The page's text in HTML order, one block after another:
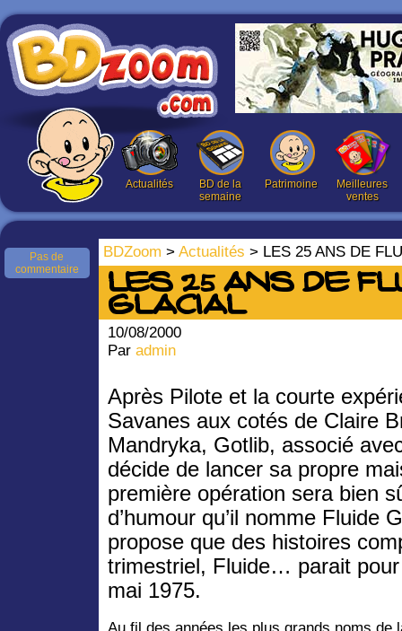
Actualités
BD de la
semaine
Patrimoine
Meilleures
ventes
BDZoom > Actualités > LES 25 ANS DE
Pas de
commentaire
LES 25 ANS DE
GLACIAL
10/08/2000
Par admin
Après Pilote et la courte
Savanes aux cotés de Claire
Mandryka, Gotlib, associé
décide de lancer sa propre
première opération sera bien
d’humour qu’il nomme Fluide
propose que des histoires
trimestriel, Fluide… parait
mai 1975.